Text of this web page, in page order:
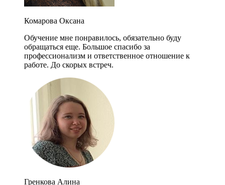
Комарова Оксана
Обучение мне понравилось, обязательно буду
обращаться еще. Большое спасибо за
профессионализм и ответственное отношение к
работе. До скорых встреч.
Гренкова Алина